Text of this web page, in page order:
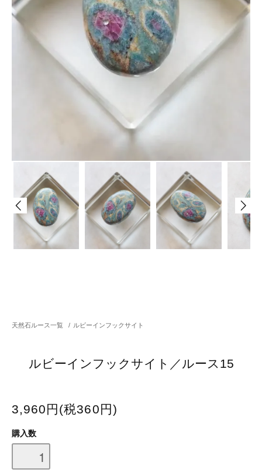
天然石ルース一覧 / ルビーインフックサイト
ルビーインフックサイト／ルース15
3,960円(税360円)
購入数